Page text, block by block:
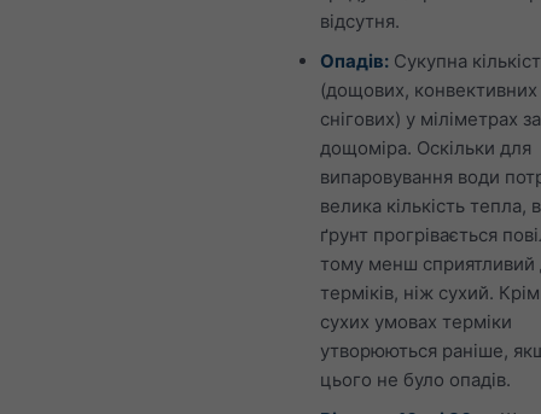
відсутня.
Опадів: Сукупна
(дощових, конвективних
снігових) у міліметрах
дощоміра. Оскільки для
випаровування води
велика кількість тепла,
ґрунт прогрівається
тому менш сприятливий
терміків, ніж сухий.
сухих умовах терміки
утворюються раніше,
цього не було опадів.